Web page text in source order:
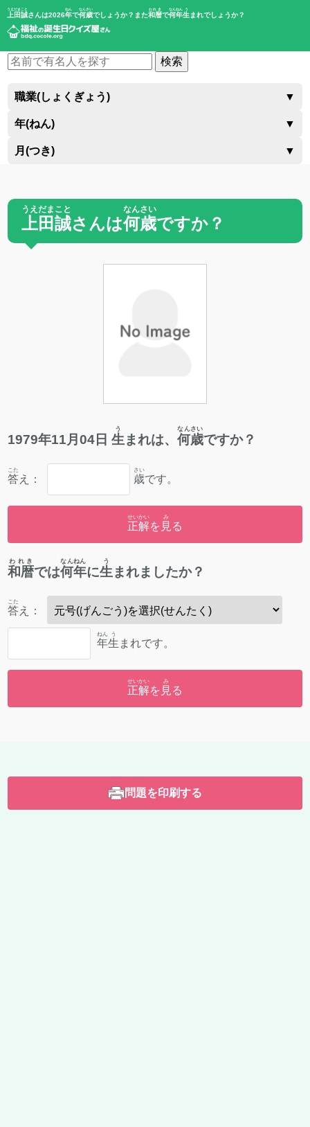
上田誠
うえだまこと
さんは2026年
ねん
で何歳
なんさい
でしょうか？また和暦
われき
で何年
なんねん
生
う
まれでしょうか？
検索
職業(しょくぎょう) ▼
年(ねん) ▼
月(つき) ▼
上田誠
うえだまこと
さんは何歳
なんさい
ですか？
1979年11月04 日 生
う
まれは、何歳
なんさい
ですか？
答
こた
え： 歳
さい
です。
正解
せいかい
を 見
み
る
和暦
われき
では何年
なんねん
に生
う
まれましたか？
答
こた
え：
年
ねん
生
う
まれです。
正解
せいかい
を 見
み
る
問題を印刷する